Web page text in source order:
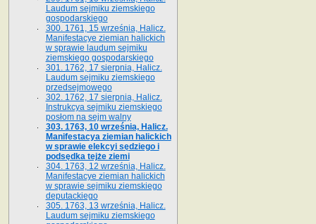
Laudum sejmiku ziemskiego
gospodarskiego
300. 1761, 15 września, Halicz.
Manifestacye ziemian halickich
w sprawie laudum sejmiku
ziemskiego gospodarskiego
301. 1762, 17 sierpnia, Halicz.
Laudum sejmiku ziemskiego
przedsejmowego
302. 1762, 17 sierpnia, Halicz.
Instrukcya sejmiku ziemskiego
posłom na sejm walny
303. 1763, 10 września, Halicz.
Manifestacya ziemian halickich
w sprawie elekcyi sędziego i
podsędka tejże ziemi
304. 1763, 12 września, Halicz.
Manifestacye ziemian halickich
w sprawie sejmiku ziemskiego
deputackiego
305. 1763, 13 września, Halicz.
Laudum sejmiku ziemskiego